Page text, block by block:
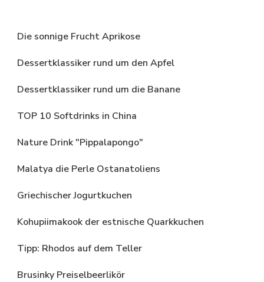
Die sonnige Frucht Aprikose
Dessertklassiker rund um den Apfel
Dessertklassiker rund um die Banane
TOP 10 Softdrinks in China
Nature Drink "Pippalapongo"
Malatya die Perle Ostanatoliens
Griechischer Jogurtkuchen
Kohupiimakook der estnische Quarkkuchen
Tipp: Rhodos auf dem Teller
Brusinky Preiselbeerlikör